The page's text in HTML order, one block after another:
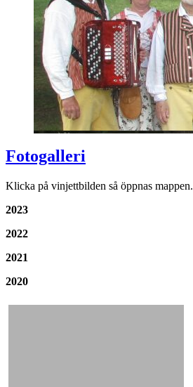
Fotogalleri
Klicka på vinjettbilden så öppnas mappen.
2023
2022
2021
2020